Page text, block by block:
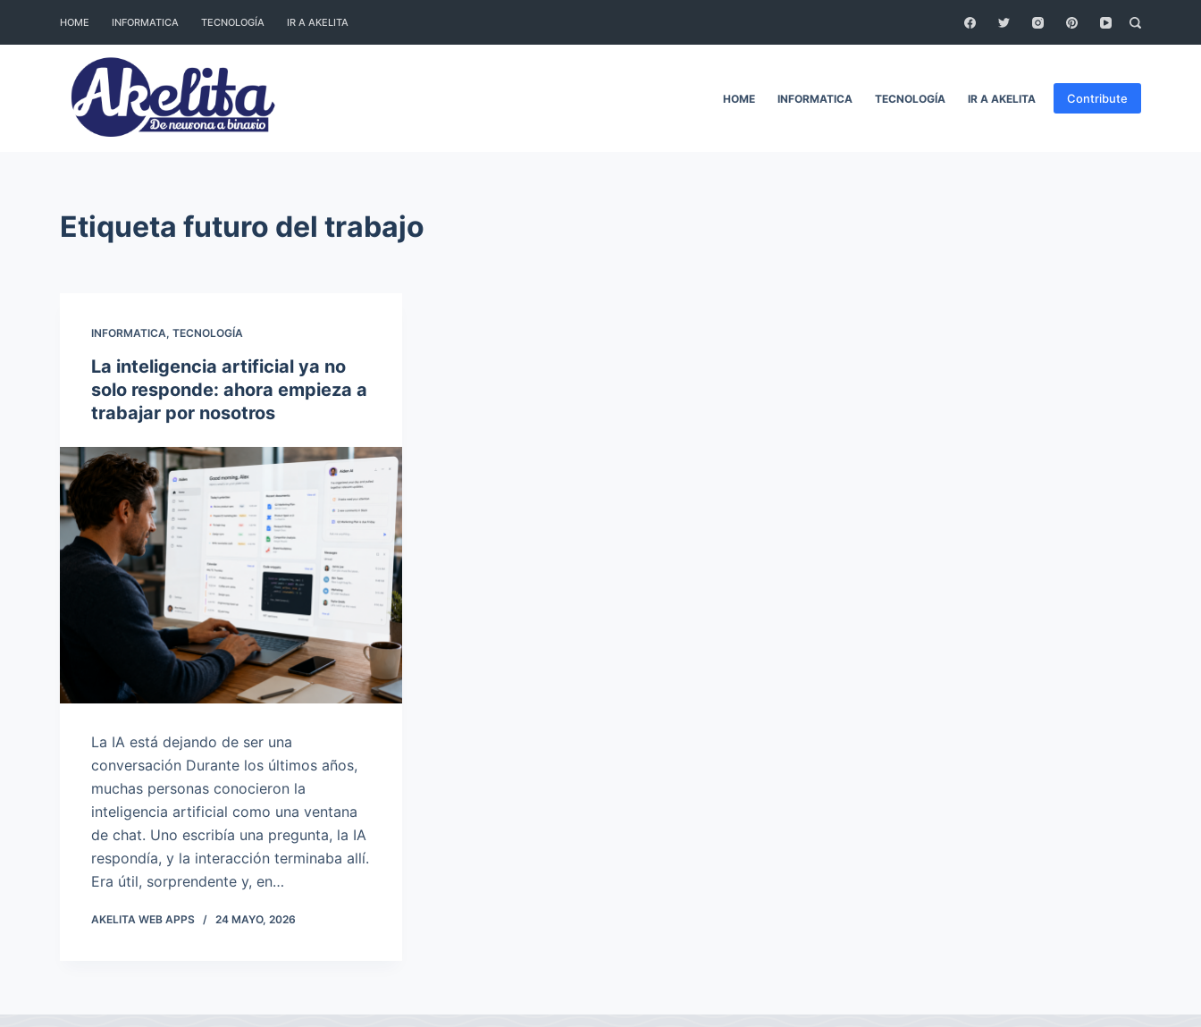
a
HOME INFORMATICA TECNOLOGÍA IR A AKELITA
HOME INFORMATICA TECNOLOGÍA IR A AKELITA Contribute
Etiqueta futuro del trabajo
INFORMATICA,TECNOLOGÍA
La inteligencia artificial ya no
solo responde: ahora empieza a
trabajar por nosotros
La IA está dejando de ser una
conversación Durante los últimos años,
muchas personas conocieron la
inteligencia artificial como una ventana
de chat. Uno escribía una pregunta, la IA
respondía, y la interacción terminaba allí.
Era útil, sorprendente y, en…
AKELITA WEB APPS 24 MAYO, 2026